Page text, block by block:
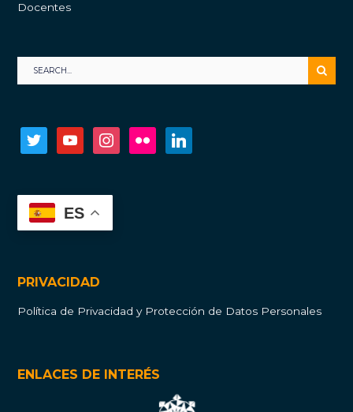
Docentes
twitter youtube instagramflickr
ES
PRIVACIDAD
Política de Privacidad y Protección de Datos Personales
ENLACES DE INTERÉS